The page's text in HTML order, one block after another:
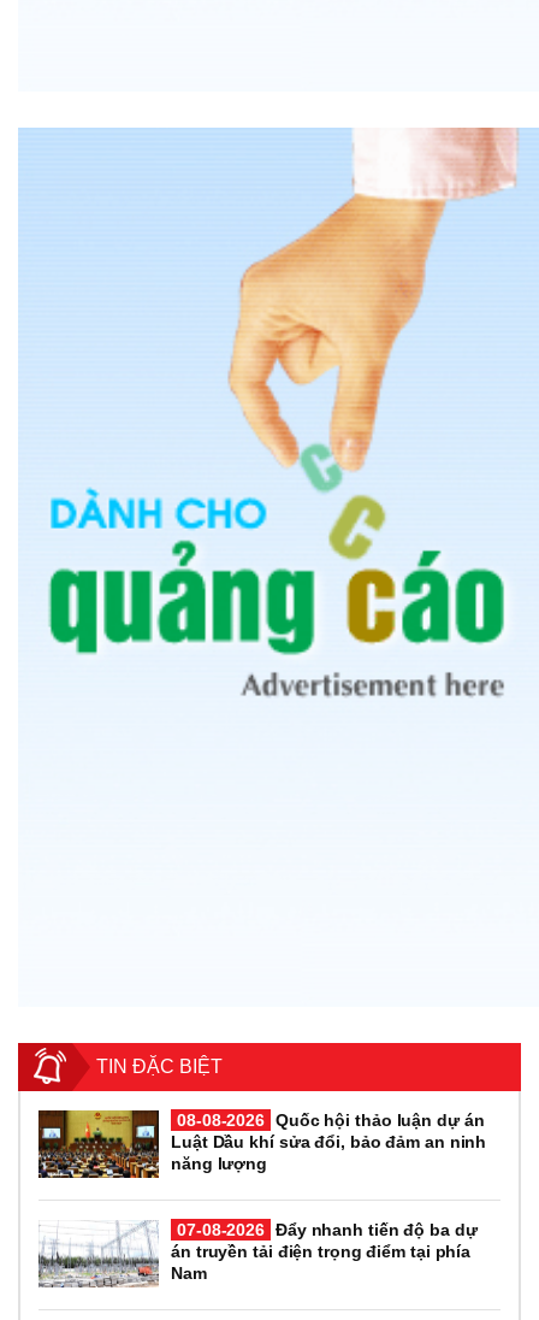
TIN ĐẶC BIỆT
08-08-2026 Quốc hội thảo luận dự án
Luật Dầu khí sửa đổi, bảo đảm an ninh
năng lượng
07-08-2026 Đẩy nhanh tiến độ ba dự
án truyền tải điện trọng điểm tại phía
Nam